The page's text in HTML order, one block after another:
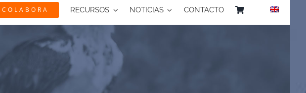
COLABORA RECURSOS NOTICIAS CONTACTO